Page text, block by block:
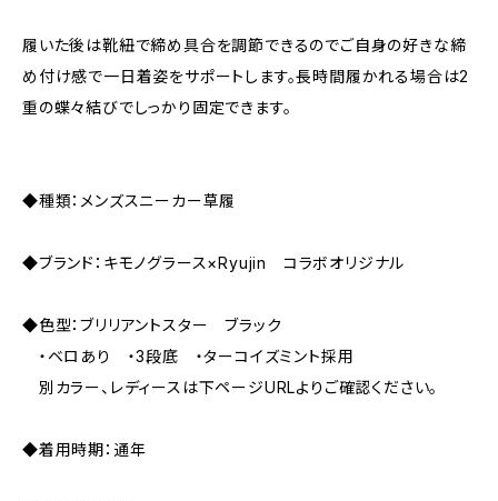
履いた後は靴紐で締め具合を調節できるのでご自身の好きな締
め付け感で一日着姿をサポートします。長時間履かれる場合は2
重の蝶々結びでしっかり固定できます。
◆種類：メンズスニーカー草履
◆ブランド：キモノグラース×Ryujin コラボオリジナル
◆色型：ブリリアントスター ブラック
・ベロあり ・3段底 ・ターコイズミント採用
別カラー、レディースは下ページURLよりご確認ください。
◆着用時期：通年